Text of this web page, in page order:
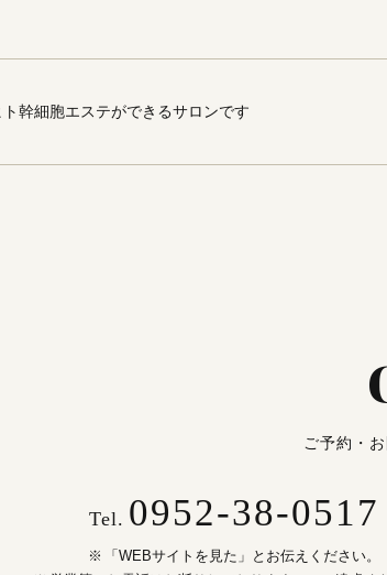
幹細胞エステができるサロンです
ご予約・
Tel. 0952-38-0517
「WEBサイトを見た」とお伝えください。